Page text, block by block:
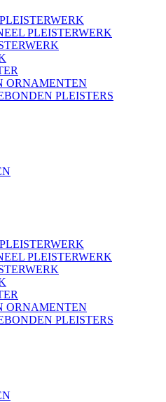
PLEISTERWERK
ORNAMENTEN
PLEISTERS
PLEISTERWERK
ORNAMENTEN
PLEISTERS